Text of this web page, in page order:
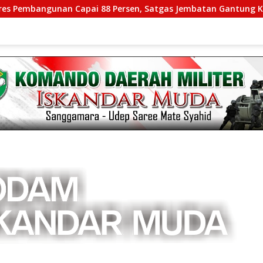
Capai 88 Persen, Satgas Jembatan Gantung Kodim